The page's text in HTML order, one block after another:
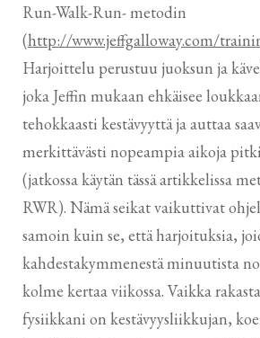
Run-Walk-Run- metodin
(http://www.jeffgalloway.com/
Harjoittelu perustuu juoksun ja
joka Jeffin mukaan ehkäisee
tehokkaasti kestävyyttä ja auttaa
merkittävästi nopeampia aikoja
(jatkossa käytän tässä artikkelissa
RWR). Nämä seikat vaikuttivat
samoin kuin se, että harjoituksia,
kahdestakymmenestä minuutista
kolme kertaa viikossa. Vaikka
fysiikkani on kestävyysliikkujan,